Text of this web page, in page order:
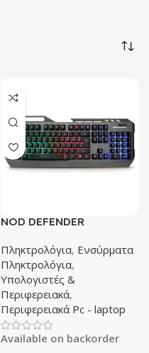
NOD DEFENDER
Πληκτρολόγια, Ενσύρματα
Πληκτρολόγια,
Υπολογιστές &
Περιφερειακά,
Περιφερειακά Pc - laptop
Available on backorder